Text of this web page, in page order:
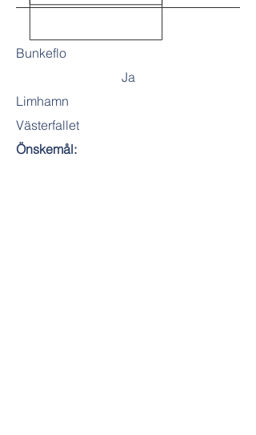
Bunkeflo
Ja
Limhamn
Västerfallet
Önskemål: